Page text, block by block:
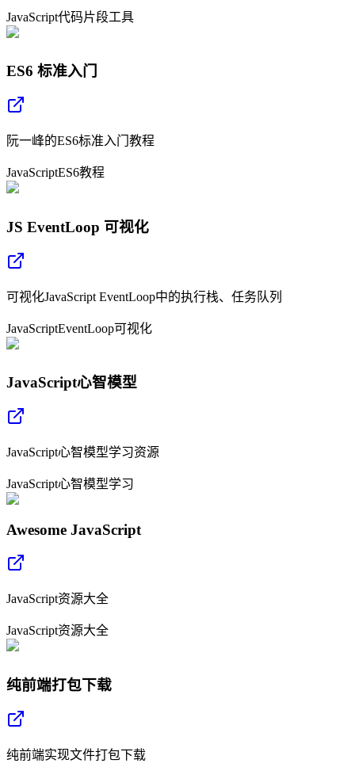
JavaScript代码片段工具
ES6 标准入门
阮一峰的ES6标准入门教程
JavaScriptES6教程
JS EventLoop 可视化
可视化JavaScript EventLoop中的执行栈、任务队列
JavaScriptEventLoop可视化
JavaScript心智模型
JavaScript心智模型学习资源
JavaScript心智模型学习
Awesome JavaScript
JavaScript资源大全
JavaScript资源大全
纯前端打包下载
纯前端实现文件打包下载